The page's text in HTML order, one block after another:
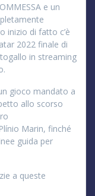
e un
inizio di fatto c’è
2022 finale di
in streaming
gioco mandato a
allo scorso
Marin, finché
guida per
a queste